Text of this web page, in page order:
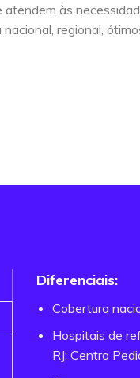
às
regional,
Diferenciais:
Cobertura
Hospitais de
RJ: Centro